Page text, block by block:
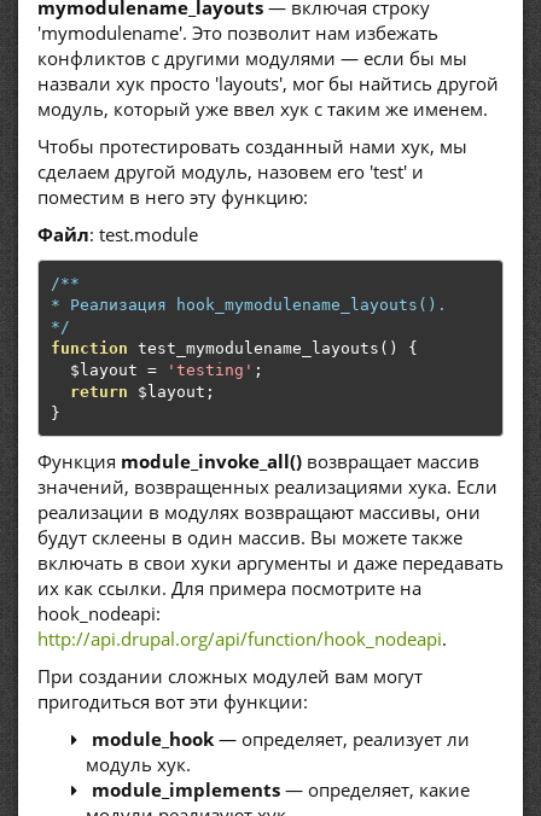
mymodulename_layouts — включая строку
'mymodulename'. Это позволит нам избежать
конфликтов с другими модулями — если бы мы
назвали хук просто 'layouts', мог бы найтись другой
модуль, который уже ввел хук с таким же именем.
Чтобы протестировать созданный нами хук, мы
сделаем другой модуль, назовем его 'test' и
поместим в него эту функцию:
Файл: test.module
/**
* Реализация hook_mymodulename_layouts().
*/
function test_mymodulename_layouts ()
{
  $layout
= 'testing' ;
return $layout ;
}
Функция module_invoke_all() возвращает массив
значений, возвращенных реализациями хука. Если
реализации в модулях возвращают массивы, они
будут склеены в один массив. Вы можете также
включать в свои хуки аргументы и даже передавать
их как ссылки. Для примера посмотрите на
hook_nodeapi:
http://api.drupal.org/api/function/hook_nodeapi.
При создании сложных модулей вам могут
пригодиться вот эти функции:
module_hook — определяет, реализует ли
модуль хук.
module_implements — определяет, какие